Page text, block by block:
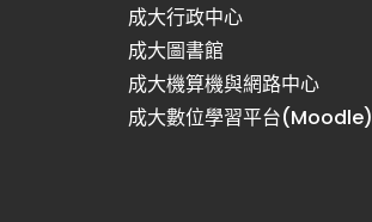
成大行政中心
成大圖書館
成大機算機與網路中心
成大數位學習平台(Moodle)